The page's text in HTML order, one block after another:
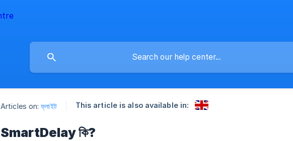
Articles on: ফ্লাইট This article is also available in:
SmartDelay কি?